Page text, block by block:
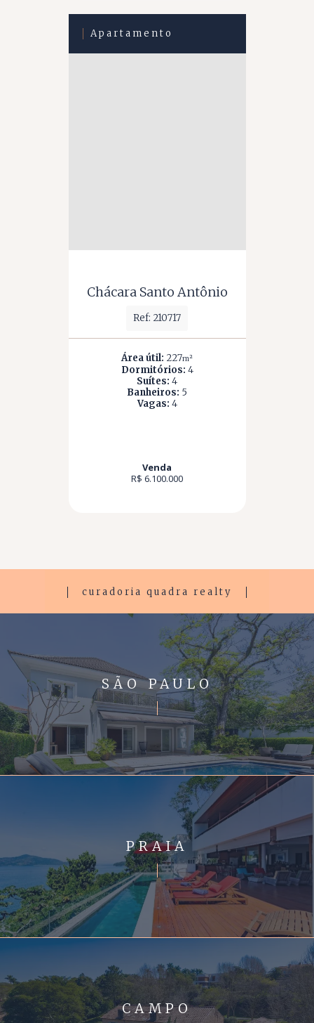
Apartamento
Chácara Santo Antônio
Ref: 210717
Área útil: 227m²
Dormitórios: 4
Suítes: 4
Banheiros: 5
Vagas: 4
Venda
R$ 6.100.000
curadoria quadra realty
SÃO PAULO
PRAIA
CAMPO